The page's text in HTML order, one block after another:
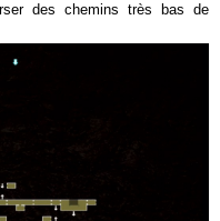
des chemins très bas de